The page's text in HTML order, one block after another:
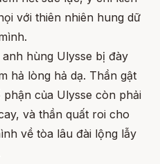
với thiên nhiên hung dữ
hùng Ulysse bị đày
hả lòng hả dạ. Thần gật
của Ulysse còn phải
và thần quất roi cho
về tòa lâu đài lộng lẫy